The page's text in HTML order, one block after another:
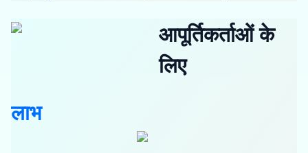
आपूर्तिकर्ताओं के
लिए
लाभ